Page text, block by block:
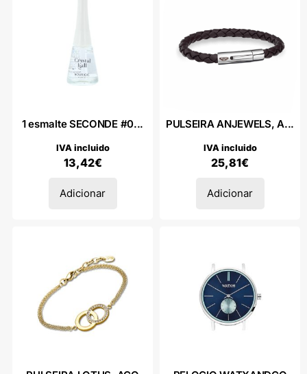
1 esmalte SECONDE #0...
13,42€
IVA incluido
Adicionar
PULSEIRA ANJEWELS, A...
25,81€
IVA incluido
Adicionar